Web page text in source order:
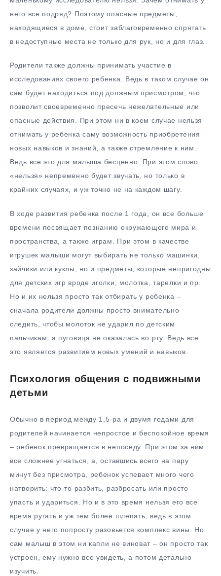
него все подряд? Поэтому опасные предметы,
находящиеся в доме, стоит заблаговременно спрятать
в недоступные места не только для рук, но и для глаз.
Родители также должны принимать участие в
исследованиях своего ребенка. Ведь в таком случае он
сам будет находиться под должным присмотром, что
позволит своевременно пресечь нежелательные или
опасные действия. При этом ни в коем случае нельзя
отнимать у ребенка саму возможность приобретения
новых навыков и знаний, а также стремление к ним.
Ведь все это для малыша бесценно. При этом слово
«нельзя» непременно будет звучать, но только в
крайних случаях, и уж точно не на каждом шагу.
В ходе развития ребенка после 1 года, он все больше
времени посвящает познанию окружающего мира и
пространства, а также играм. При этом в качестве
игрушек малыши могут выбирать не только машинки,
зайчики или куклы, но и предметы, которые непригодны
для детских игр вроде иголки, молотка, тарелки и пр.
Но и их нельзя просто так отбирать у ребенка –
сначала родители должны просто внимательно
следить, чтобы молоток не ударил по детским
пальчикам, а пуговица не оказалась во рту. Ведь все
это является развитием новых умений и навыков.
Психология общения с подвижными
детьми
Обычно в период между 1,5-ра и двумя годами для
родителей начинается непростое и беспокойное время
– ребенок превращается в непоседу. При этом за ним
все сложнее угнаться, а, оставшись всего на пару
минут без присмотра, ребенок успевает много чего
натворить: что-то разбить, разбросать или просто
упасть и удариться. Но и в это время нельзя его все
время ругать и уж тем более шлепать, ведь в этом
случае у него попросту разовьется комплекс вины. Но
сам малыш в этом ни капли не виноват – он просто так
устроен, ему нужно все увидеть, а потом детально
изучить.